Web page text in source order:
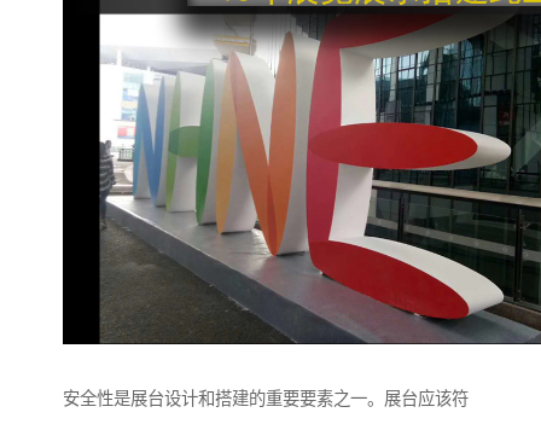
安全性是展台设计和搭建的重要要素之一。展台应该符